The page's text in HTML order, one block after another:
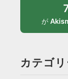
が
カテゴリ